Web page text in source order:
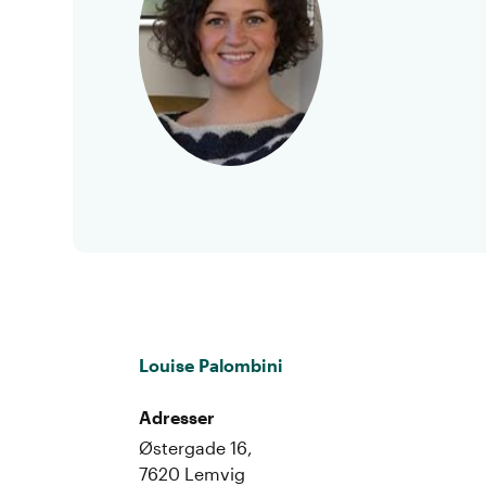
Louise Palombini
Adresser
Østergade 16,
7620 Lemvig